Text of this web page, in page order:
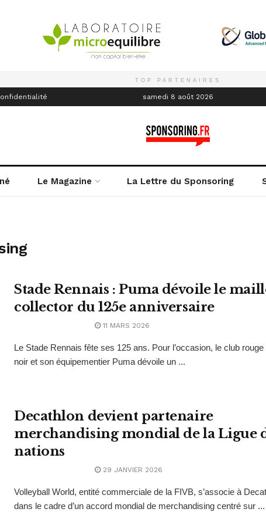
TOP PARTENAIRES
samedi 8 août 2026
Le Magazine La Lettre du Sponsoring
Stade Rennais : Puma dévoile le
collector du 125e anniversaire
11 MARS 2026
Le Stade Rennais fête ses 125 ans. Pour l’occasion, le club rouge
noir et son équipementier Puma dévoile un ...
Decathlon devient partenaire
merchandising mondial de la Ligue
nations
29 JANVIER 2026
Volleyball World, entité commerciale de la FIVB, s’associe à
dans le cadre d’un accord mondial de merchandising centré sur ...